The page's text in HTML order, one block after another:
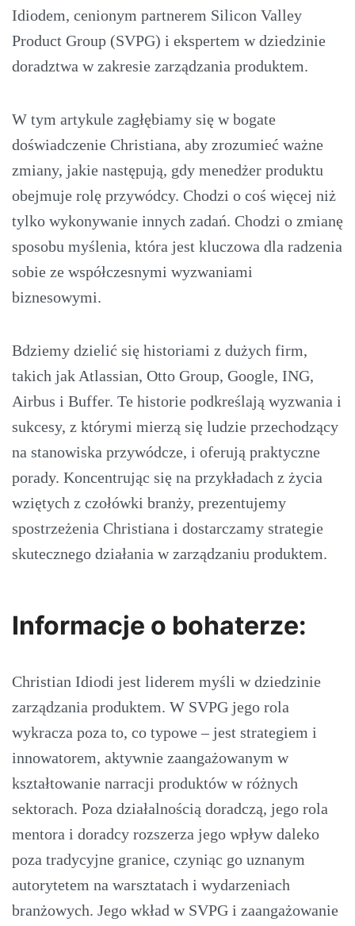
Idiodem, cenionym partnerem Silicon Valley
Product Group (SVPG) i ekspertem w dziedzinie
doradztwa w zakresie zarządzania produktem.
W tym artykule zagłębiamy się w bogate
doświadczenie Christiana, aby zrozumieć ważne
zmiany, jakie następują, gdy menedżer produktu
obejmuje rolę przywódcy. Chodzi o coś więcej niż
tylko wykonywanie innych zadań. Chodzi o zmianę
sposobu myślenia, która jest kluczowa dla radzenia
sobie ze współczesnymi wyzwaniami
biznesowymi.
Bdziemy dzielić się historiami z dużych firm,
takich jak Atlassian, Otto Group, Google, ING,
Airbus i Buffer. Te historie podkreślają wyzwania i
sukcesy, z którymi mierzą się ludzie przechodzący
na stanowiska przywódcze, i oferują praktyczne
porady. Koncentrując się na przykładach z życia
wziętych z czołówki branży, prezentujemy
spostrzeżenia Christiana i dostarczamy strategie
skutecznego działania w zarządzaniu produktem.
Informacje o bohaterze:
Christian Idiodi jest liderem myśli w dziedzinie
zarządzania produktem. W SVPG jego rola
wykracza poza to, co typowe – jest strategiem i
innowatorem, aktywnie zaangażowanym w
kształtowanie narracji produktów w różnych
sektorach. Poza działalnością doradczą, jego rola
mentora i doradcy rozszerza jego wpływ daleko
poza tradycyjne granice, czyniąc go uznanym
autorytetem na warsztatach i wydarzeniach
branżowych. Jego wkład w SVPG i zaangażowanie